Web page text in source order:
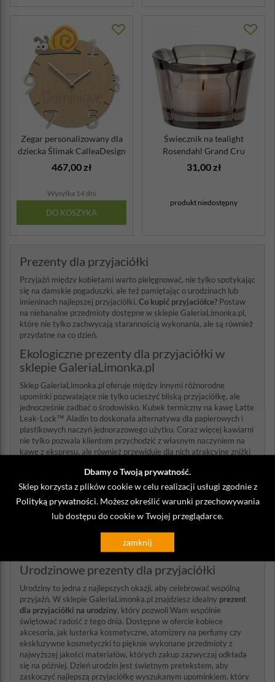
Dbamy o Twoją prywatność.
Sklep korzysta z plików cookie w celu realizacji usługi zgodnie z
Polityką prywatności. Możesz określić warunki przechowywania
lub dostępu do cookie w Twojej przeglądarce.
zamknij
Zegar personalizowany dla
dziecka Ślimak CalleaDesign
467,00 zł
Wysyłka 14 dni
DO KOSZYKA
Świecznik na tealight
Rosendahl Grand Cru
brązowy
31,00 zł
produkt niedostępny
Prezenty dla przyjaciółki
Przyjaźń między kobietami warto pielęgnować, nie tylko spotykając
się na damskie pogaduszki, ale też pamiętając o urodzinach lub
imieninach najlepszej przyjaciółki. Co kupić przyjaciółce? Postaw
na niebanalne przedmioty dostępne w sklepie GaleriaLimonka.pl,
które nie tylko zachwycają starannością wykonania, ale są również
przydatne na co dzień.
Ekologiczne prezenty dla przyjaciółki w
sklepie GaleriaLimonka.pl
Sklep GaleriaLimonka.pl oferuje między innymi różnorodne
upominki pozwalające nie tylko ucieszyć bliską przyjaciółkę, ale
jednocześnie zadbać o środowisko. Kubek termiczny na kawę Latte
Leak-Lock™ Aladin to doskonała alternatywa dla papierowych i
plastikowych naczyń jednorazowego użytku. Coraz więcej kawiarni
nie tylko pozwala klientom przychodzić z własnym naczyniem na
kawę z ekspresu, ale również przewiduje dla nich atrakcyjne zniżki
starającej się dokonywać świadomych wyborów konsumenckich to
także dostępny w sklepie GaleriaLimonka.pl uroczy koszyk na
można wygodnie zapakować drobne zakupy, nie przyczyniając się
do mnożenia śmieci w postaci plastikowych torebek. Równie
Reisenthal o nietuzinkowej kolorystyce, którą po złożeniu
zmieścimy w każdej damskiej torebce.
Urodzinowe prezenty dla przyjaciółki
Urodziny to jedna z najlepszych okazji, aby celebrować wspólną
przyjaźń. W sklepie GaleriaLimonka.pl znajdziesz idealny prezent
dla przyjaciółki na urodziny, który pozwoli Wam wspólnie
świętować radość z tego dnia. Dostępne w ofercie kobiece
akcesoria, jak lusterka kosmetyczne, atomizery na perfumy czy
ekskluzywne kosmetyczki to pięknie wykonane przedmioty z
najwyższej jakości materiałów, których zakup zazwyczaj odkłada
się na później. Dzień urodzin jest świetnym pretekstem, aby
zaskoczyć najlepszą przyjaciółkę wyszukanym upominkiem, który